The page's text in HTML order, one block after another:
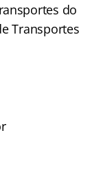
do
Transportes